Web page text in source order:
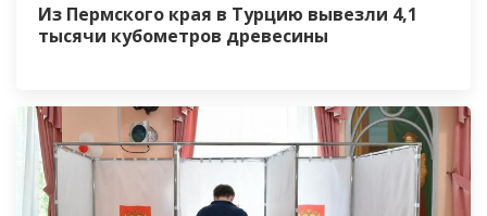
Из Пермского края в Турцию вывезли 4,1
тысячи кубометров древесины